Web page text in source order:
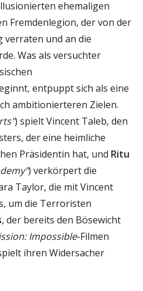
ehemaligen
Fremdenlegion, der von der
verraten und an die
Was als versuchter
entpuppt sich als eine
ambitionierteren Zielen.
) spielt Vincent Taleb, den
der eine heimliche
Präsidentin hat, und Ritu
) verkörpert die
Taylor, die mit Vincent
um die Terroristen
, der bereits den Bösewicht
Impossible-Filmen
ihren Widersacher